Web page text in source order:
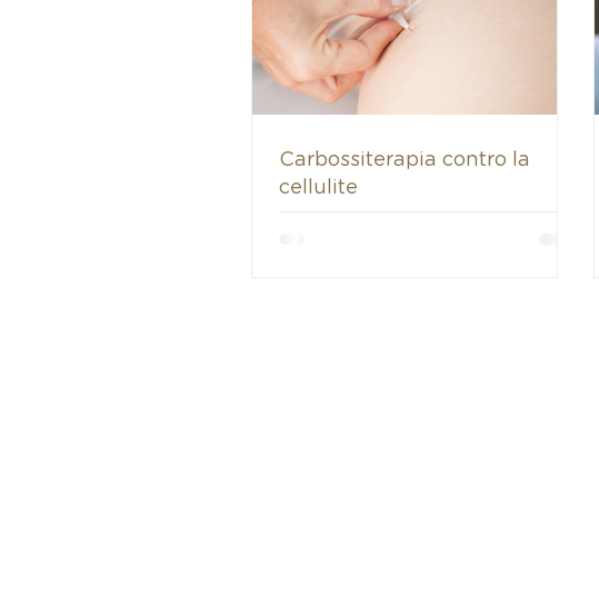
Carbossiterapia contro la
cellulite